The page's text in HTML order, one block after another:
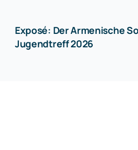
Exposé: Der Armenische
Jugendtreff 2026